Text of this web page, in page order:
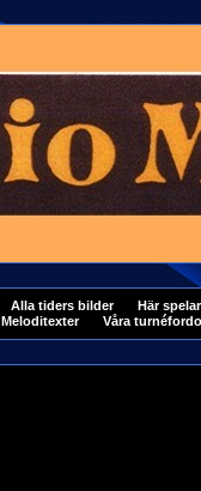
Alla tiders bilder
Här
Meloditexter Våra